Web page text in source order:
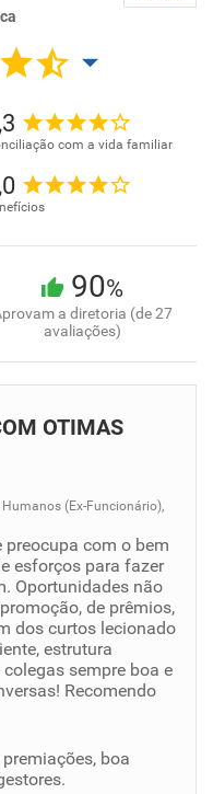
com a vida familiar
90%
a diretoria (de 27
avaliações)
OTIMAS
(Ex-Funcionário),
preocupa com o bem
esforços para fazer
Oportunidades não
de prêmios,
dos curtos lecionado
estrutura
sempre boa e
Recomendo
boa